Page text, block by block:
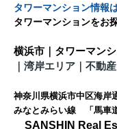
タワーマンション情報
タワーマンションをお
横浜市｜タワーマン
湾岸エリア｜不動産
神奈川県横浜市中区海
みなとみらい線 「馬車
SANSHIN Real